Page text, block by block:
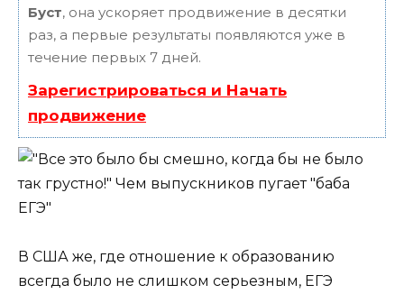
Буст, она ускоряет продвижение в десятки
раз, а первые результаты появляются уже в
течение первых 7 дней.
Зарегистрироваться и Начать
продвижение
В США же, где отношение к образованию
всегда было не слишком серьезным, ЕГЭ